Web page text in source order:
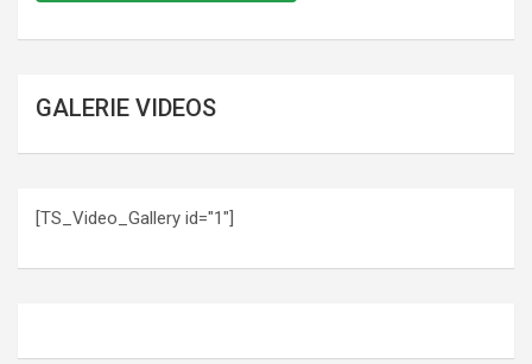
GALERIE VIDEOS
[TS_Video_Gallery id="1"]